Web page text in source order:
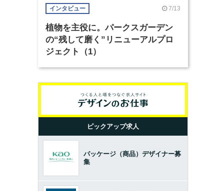
インタビュー 7/13
植物を主役に。パークスガーデン
の“残して磨く”リニューアルプロ
ジェクト（1）
ピックアップ求人
パッケージ（商品）デザイナー募
集